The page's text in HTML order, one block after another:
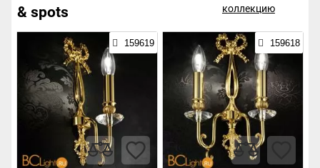
& spots
коллекцию
159619 159618